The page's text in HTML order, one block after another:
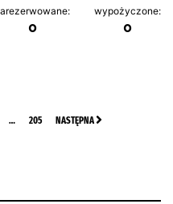
0
wypożyczone:
0
… 205 NASTĘPNA